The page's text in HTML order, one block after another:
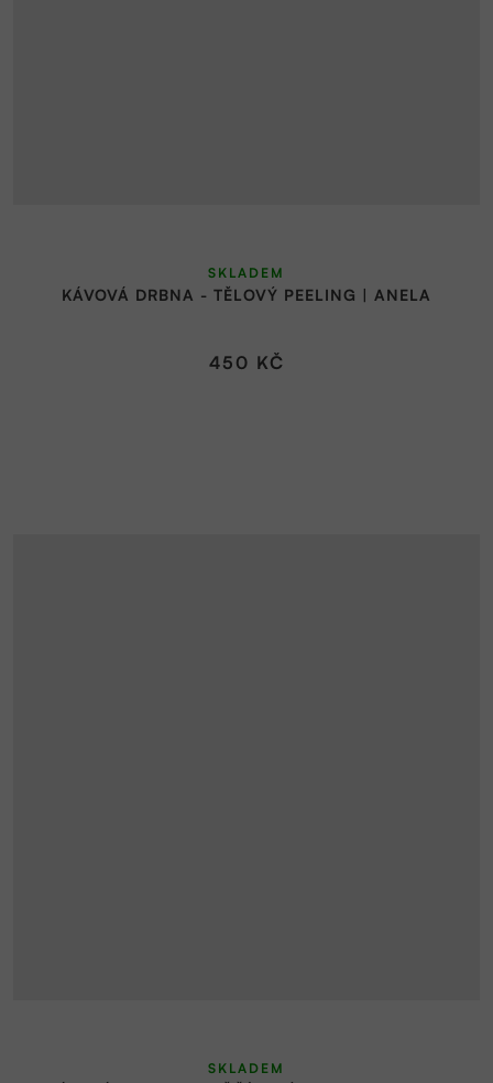
KÁVOVÁ DRBNA - TĚLOVÝ PEELING | ANELA
SKLADEM
450 KČ
SKLADEM